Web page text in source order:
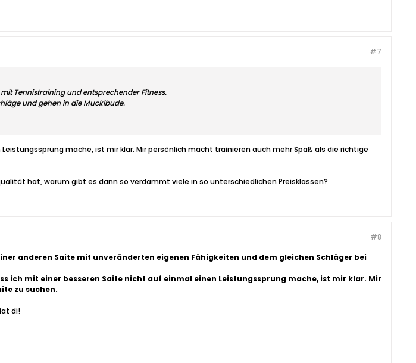
#7
Tennistraining und entsprechender Fitness.
und gehen in die Muckibude.
mache, ist mir klar. Mir persönlich macht trainieren auch mehr Spaß als die richtige
hat, warum gibt es dann so verdammt viele in so unterschiedlichen Preisklassen?
#8
anderen Saite mit unveränderten eigenen Fähigkeiten und dem gleichen Schläger bei
ich mit einer besseren Saite nicht auf einmal einen Leistungssprung mache, ist mir klar. Mir
zu suchen.
di!